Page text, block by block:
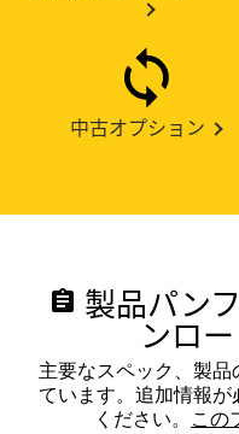
中古オプション
assignment 製品パン
ンロ
主要なスペック、製
ています。追加情報
ください。 この